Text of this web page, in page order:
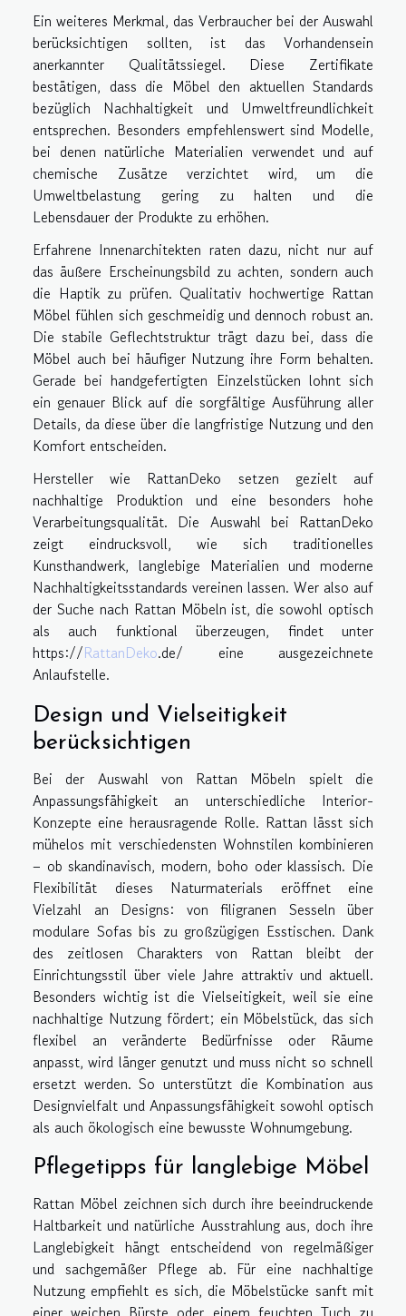
Ein weiteres Merkmal, das Verbraucher bei der Auswahl
berücksichtigen sollten, ist das Vorhandensein
anerkannter Qualitätssiegel. Diese Zertifikate
bestätigen, dass die Möbel den aktuellen Standards
bezüglich Nachhaltigkeit und Umweltfreundlichkeit
entsprechen. Besonders empfehlenswert sind Modelle,
bei denen natürliche Materialien verwendet und auf
chemische Zusätze verzichtet wird, um die
Umweltbelastung gering zu halten und die
Lebensdauer der Produkte zu erhöhen.
Erfahrene Innenarchitekten raten dazu, nicht nur auf
das äußere Erscheinungsbild zu achten, sondern auch
die Haptik zu prüfen. Qualitativ hochwertige Rattan
Möbel fühlen sich geschmeidig und dennoch robust an.
Die stabile Geflechtstruktur trägt dazu bei, dass die
Möbel auch bei häufiger Nutzung ihre Form behalten.
Gerade bei handgefertigten Einzelstücken lohnt sich
ein genauer Blick auf die sorgfältige Ausführung aller
Details, da diese über die langfristige Nutzung und den
Komfort entscheiden.
Hersteller wie RattanDeko setzen gezielt auf
nachhaltige Produktion und eine besonders hohe
Verarbeitungsqualität. Die Auswahl bei RattanDeko
zeigt eindrucksvoll, wie sich traditionelles
Kunsthandwerk, langlebige Materialien und moderne
Nachhaltigkeitsstandards vereinen lassen. Wer also auf
der Suche nach Rattan Möbeln ist, die sowohl optisch
als auch funktional überzeugen, findet unter
https://RattanDeko.de/ eine ausgezeichnete
Anlaufstelle.
Design und Vielseitigkeit
berücksichtigen
Bei der Auswahl von Rattan Möbeln spielt die
Anpassungsfähigkeit an unterschiedliche Interior-
Konzepte eine herausragende Rolle. Rattan lässt sich
mühelos mit verschiedensten Wohnstilen kombinieren
– ob skandinavisch, modern, boho oder klassisch. Die
Flexibilität dieses Naturmaterials eröffnet eine
Vielzahl an Designs: von filigranen Sesseln über
modulare Sofas bis zu großzügigen Esstischen. Dank
des zeitlosen Charakters von Rattan bleibt der
Einrichtungsstil über viele Jahre attraktiv und aktuell.
Besonders wichtig ist die Vielseitigkeit, weil sie eine
nachhaltige Nutzung fördert; ein Möbelstück, das sich
flexibel an veränderte Bedürfnisse oder Räume
anpasst, wird länger genutzt und muss nicht so schnell
ersetzt werden. So unterstützt die Kombination aus
Designvielfalt und Anpassungsfähigkeit sowohl optisch
als auch ökologisch eine bewusste Wohnumgebung.
Pflegetipps für langlebige Möbel
Rattan Möbel zeichnen sich durch ihre beeindruckende
Haltbarkeit und natürliche Ausstrahlung aus, doch ihre
Langlebigkeit hängt entscheidend von regelmäßiger
und sachgemäßer Pflege ab. Für eine nachhaltige
Nutzung empfiehlt es sich, die Möbelstücke sanft mit